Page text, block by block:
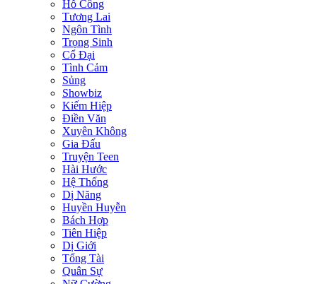
Hỗ Công
Tương Lai
Ngôn Tình
Trọng Sinh
Cổ Đại
Tình Cảm
Sủng
Showbiz
Kiếm Hiệp
Điền Văn
Xuyên Không
Gia Đấu
Truyện Teen
Hài Hước
Hệ Thống
Dị Năng
Huyền Huyễn
Bách Hợp
Tiên Hiệp
Dị Giới
Tổng Tài
Quân Sự